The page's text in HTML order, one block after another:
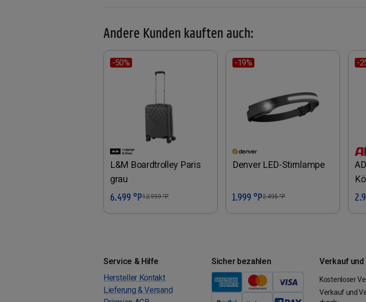
Andere Kunden kauften auch:
-50%
L&M Boardtrolley Paris
grau
In den Warenkorb
6.499 °P12.999°P
-19%
Denver LED-Stirnlampe
In den Warenkorb
1.999 °P2.495°P
-
Service & Hilfe
Hersteller Kontakt
Lieferung & Versand
Sicher bezahlen Verkauf und
Kostenloser
Verkauf und